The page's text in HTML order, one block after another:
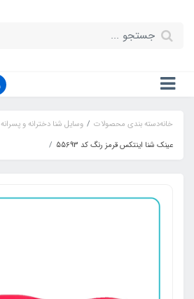
خانهدسته بندی محصولات وسایل شنا دخترانه و پسرانه
عینک شنا اینتکس قرمز رنگ کد 55693